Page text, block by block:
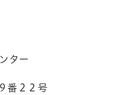
ター
番２２号